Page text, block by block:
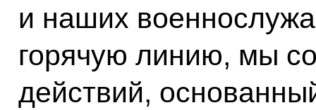
и наших
горячую линию, мы
действий,